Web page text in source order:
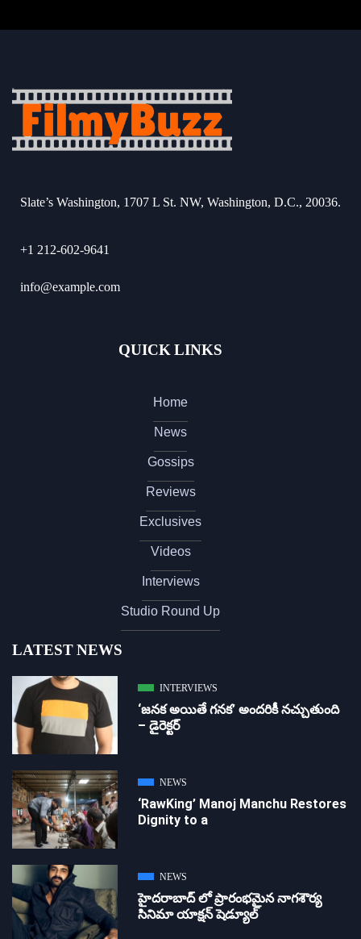
Slate’s Washington, 1707 L St. NW, Washington, D.C., 20036.
+1 212-602-9641
info@example.com
QUICK LINKS
Home
News
Gossips
Reviews
Exclusives
Videos
Interviews
Studio Round Up
LATEST NEWS
INTERVIEWS
‘జ‌న‌క అయితే గ‌న‌క‌’ అందరికీ నచ్చుతుంది
– డైరెక్ట‌ర్
NEWS
‘RawKing’ Manoj Manchu Restores
Dignity to a
NEWS
హైదరాబాద్ లో ప్రారంభమైన నాగశౌర్య
సినిమా యాక్షన్ షెడ్యూల్